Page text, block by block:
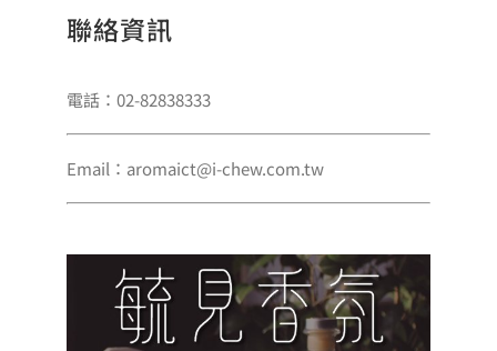
聯絡資訊
電話：02-82838333
Email：aromaict@i-chew.com.tw